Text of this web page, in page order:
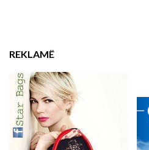
REKLAMË